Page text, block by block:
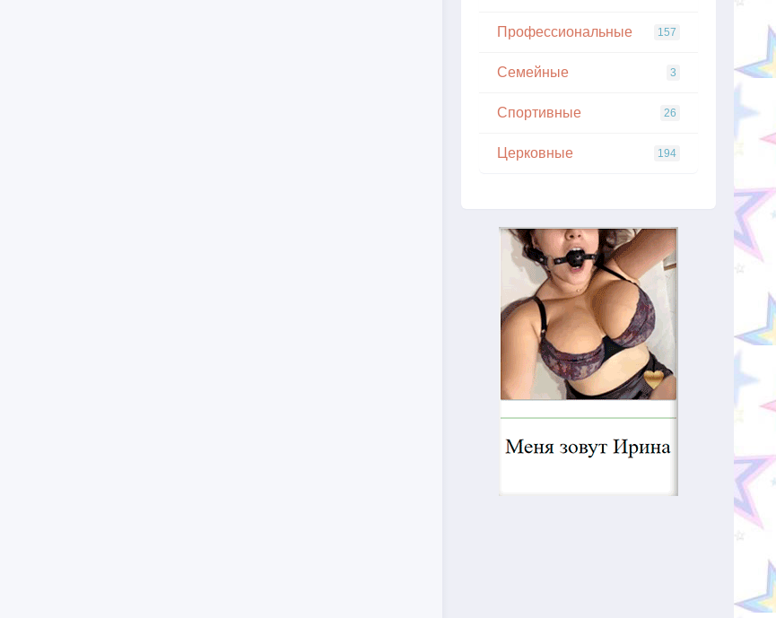
Профессиональные 157
Семейные 3
Спортивные 26
Церковные 194